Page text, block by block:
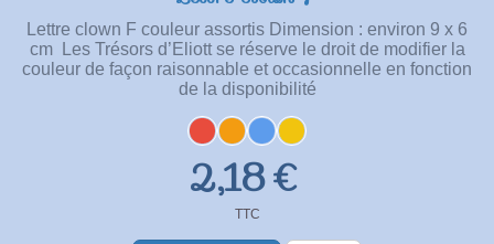
Lettre clown F couleur assortis Dimension : environ 9 x 6
cm Les Trésors d’Eliott se réserve le droit de modifier la
couleur de façon raisonnable et occasionnelle en fonction
de la disponibilité
2,18 €
TTC